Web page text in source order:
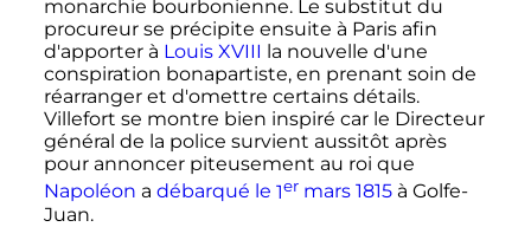
monarchie bourbonienne. Le substitut du
procureur se précipite ensuite à Paris afin
d'apporter à Louis XVIII la nouvelle d'une
conspiration bonapartiste, en prenant soin de
réarranger et d'omettre certains détails.
Villefort se montre bien inspiré car le Directeur
général de la police survient aussitôt après
pour annoncer piteusement au roi que
Napoléon a débarqué le 1ermars 1815à Golfe-
Juan.